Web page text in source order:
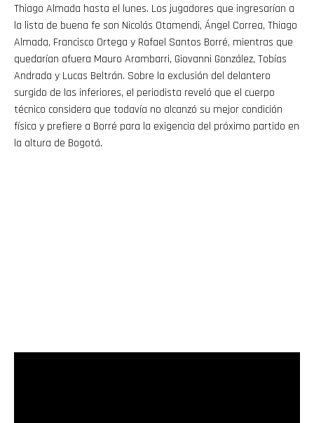
Thiago Almada hasta el lunes. Los jugadores que ingresarían a
la lista de buena fe son Nicolás Otamendi, Ángel Correa, Thiago
Almada, Francisco Ortega y Rafael Santos Borré, mientras que
quedarían afuera Mauro Arambarri, Giovanni González, Tobías
Andrada y Lucas Beltrán. Sobre la exclusión del delantero
surgido de las inferiores, el periodista reveló que el cuerpo
técnico considera que todavía no alcanzó su mejor condición
física y prefiere a Borré para la exigencia del próximo partido en
la altura de Bogotá.